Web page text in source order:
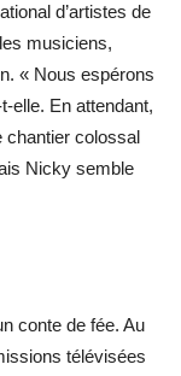
d’artistes de
musiciens,
« Nous espérons
elle. En attendant,
chantier colossal
Nicky semble
conte de fée. Au
télévisées